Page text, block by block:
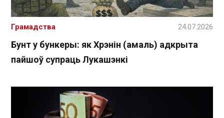
Бунт у бункеры: як Хрэнін (амаль) адкрыта
пайшоў супраць Лукашэнкі
Грамадства 24.07.2026